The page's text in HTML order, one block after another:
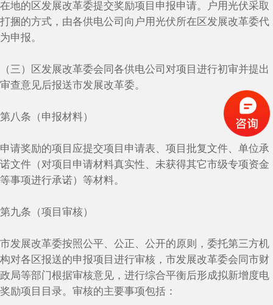
在地的区发展改革委提交奖励项目申报申请。户用光伏采取
打捆的方式，由各供电公司向户用光伏所在区发展改革委代
为申报。
（三）区发展改革委会同各供电公司对项目进行初审并提出
审查意见后报送市发展改革委。
第八条（申报材料）
申请奖励的项目应提交项目申请表、项目批复文件、单位承
诺文件（对项目申请材料真实性、未获得其它市级专项资金
等事项进行承诺）等材料。
第九条（项目审核）
市发展改革委按照公平、公正、公开的原则，委托第三方机
构对各区报送的申报项目进行审核，市发展改革委会同市财
政局等部门根据审核意见，进行综合平衡后形成拟新增度电
奖励项目目录。审核的主要事项包括：